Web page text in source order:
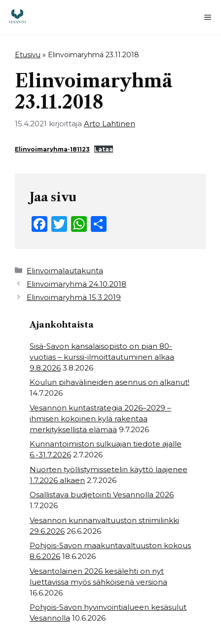
sisältöön
Etusivu » Elinvoimaryhmä 23.11.2018
Elinvoimaryhmä
23.11.2018
15.4.2021 kirjoittaja Arto Lahtinen
Elinvoimaryhma-181123 Lataa
Jaa sivu
F
e
b
o
o
k
T
t
e
r
W
ts
A
p
p
Kategoriat
Elinvoimalautakunta
Elinvoimaryhmä 24.10.2018
Elinvoimaryhmä 15.3.2019
Ajankohtaista
Sisä-Savon kansalaisopisto on pian 80-
vuotias – kurssi-ilmoittautuminen alkaa
9.8.2026 3.8.2026
Koulun pihavälineiden asennus on alkanut!
14.7.2026
Vesannon kuntastrategia 2026–2029 –
ihmisen kokoinen kylä rakentaa
merkityksellistä elämää 9.7.2026
Kunnantoimiston sulkuajan tiedote ajalle
6.-31.7.2026 2.7.2026
Nuorten työllistymissetelin käyttö laajenee
1.7.2026 alkaen 2.7.2026
Osallistava budjetointi Vesannolla 2026
1.7.2026
Vesannon kunnanvaltuuston striimilinkki
29.6.2026 26.6.2026
Pohjois-Savon maakuntavaltuuston kokous
8.6.2026 18.6.2026
Vesantolainen 2026 kesälehti on nyt
luettavissa myös sähköisenä versiona
16.6.2026
Pohjois-Savon hyvinvointialueen kesäsulut
Vesannolla 10.6.2026